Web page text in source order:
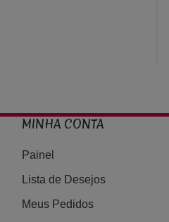
MINHA CONTA
Painel
Lista de Desejos
Meus Pedidos